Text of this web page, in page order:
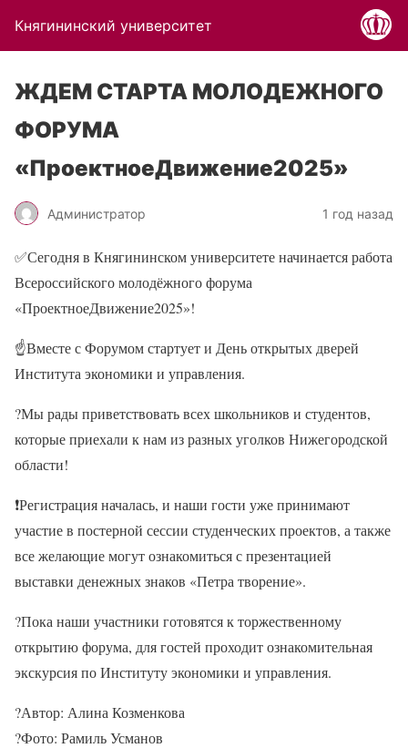
Княгининский университет
ЖДЕМ СТАРТА МОЛОДЕЖНОГО
ФОРУМА
«ПроектноеДвижение2025»
Администратор 1 год назад
✅Сегодня в Княгининском университете начинается работа
Всероссийского молодёжного форума
«ПроектноеДвижение2025»!
☝Вместе с Форумом стартует и День открытых дверей
Института экономики и управления.
?Мы рады приветствовать всех школьников и студентов,
которые приехали к нам из разных уголков Нижегородской
области!
❗Регистрация началась, и наши гости уже принимают
участие в постерной сессии студенческих проектов, а также
все желающие могут ознакомиться с презентацией
выставки денежных знаков «Петра творение».
?Пока наши участники готовятся к торжественному
открытию форума, для гостей проходит ознакомительная
экскурсия по Институту экономики и управления.
?Автор: Алина Козменкова
?Фото: Рамиль Усманов